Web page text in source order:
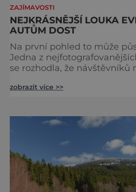
ZAJÍMAVOSTI
NEJKRÁSNĚJŠÍ LOUKA
AUTŮM DOST
Na první pohled to může
Jedna z
se rozhodla, že návštěvníků
louka v Evropě, zavádí od
přijíždějí. Nejde o boj proti
ochranu krajiny, která už
vlastního úspě
zobrazit více >>